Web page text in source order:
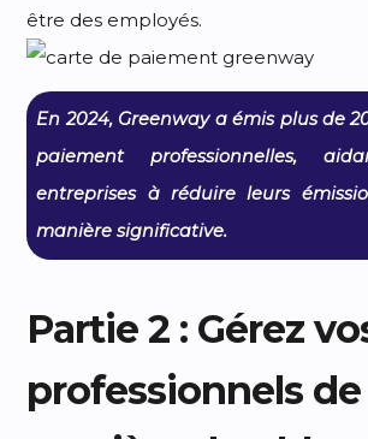
être des employés.
En 2024, Greenway a émis plus de
paiement professionnelles,
entreprises à réduire leurs
manière significative.
Partie 2 : Gérez
professionnels de